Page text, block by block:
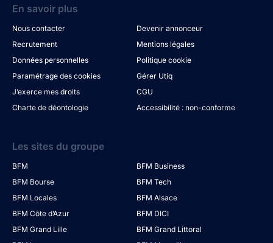
En savoir plus
Nous contacter
Devenir annonceur
Recrutement
Mentions légales
Données personnelles
Politique cookie
Paramétrage des cookies
Gérer Utiq
J’exerce mes droits
CGU
Charte de déontologie
Accessibilité : non-conforme
Les sites du groupe
BFM
BFM Business
BFM Bourse
BFM Tech
BFM Locales
BFM Alsace
BFM Côte d’Azur
BFM DICI
BFM Grand Lille
BFM Grand Littoral